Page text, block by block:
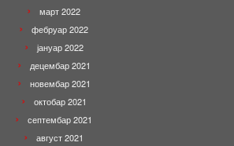
март 2022
фебруар 2022
јануар 2022
децембар 2021
новембар 2021
октобар 2021
септембар 2021
август 2021